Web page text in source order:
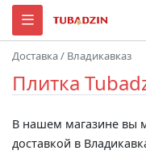
Доставка/ Владикавказ
Плитка
В нашем магазине вы
доставкой в